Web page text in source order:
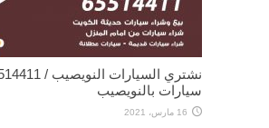
سيارات بالنويصيب
16 مارس، 2021